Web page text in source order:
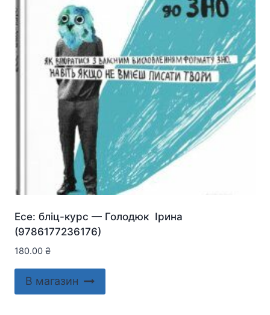
Есе: бліц-курс — Голодюк Ірина
(9786177236176)
180.00 ₴
В магазин